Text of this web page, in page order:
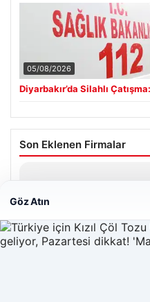
05/08/2026
Diyarbakır’da Silahlı
Son Eklenen Firmalar
Web sitemizi nasıl
Göz Atın